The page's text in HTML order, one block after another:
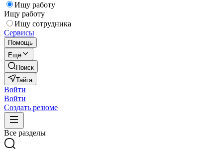
Ищу работу
Ищу работу
Ищу сотрудника
Сервисы
Помощь
Ещё
Поиск
Тайга
Войти
Войти
Создать резюме
Все разделы